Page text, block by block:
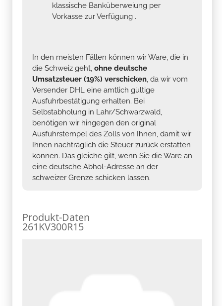
klassische Banküberweiung per
Vorkasse zur Verfügung .
In den meisten Fällen können wir Ware, die in
die Schweiz geht, ohne deutsche
Umsatzsteuer (19%) verschicken, da wir vom
Versender DHL eine amtlich gültige
Ausfuhrbestätigung erhalten. Bei
Selbstabholung in Lahr/Schwarzwald,
benötigen wir hingegen den original
Ausfuhrstempel des Zolls von Ihnen, damit wir
Ihnen nachträglich die Steuer zurück erstatten
können. Das gleiche gilt, wenn Sie die Ware an
eine deutsche Abhol-Adresse an der
schweizer Grenze schicken lassen.
Produkt-Daten
261KV300R15